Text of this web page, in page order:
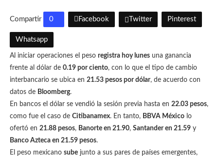
Compartir 0 Facebook Twitter Pinterest
Whatsapp
Al iniciar operaciones el peso registra hoy lunes una ganancia
frente al dólar de 0.19 por ciento, con lo que el tipo de cambio
interbancario se ubica en 21.53 pesos por dólar, de acuerdo con
datos de Bloomberg.
En bancos el dólar se vendió la sesión previa hasta en 22.03 pesos,
como fue el caso de Citibanamex. En tanto, BBVA México lo
ofertó en 21.88 pesos, Banorte en 21.90, Santander en 21.59 y
Banco Azteca en 21.59 pesos.
El peso mexicano sube junto a sus pares de países emergentes,